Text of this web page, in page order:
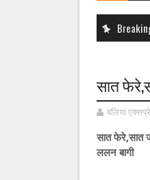
सात
बलिया
सात फेरे,सात
ललन बागी